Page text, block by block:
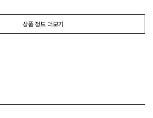
상품 정보 더보기